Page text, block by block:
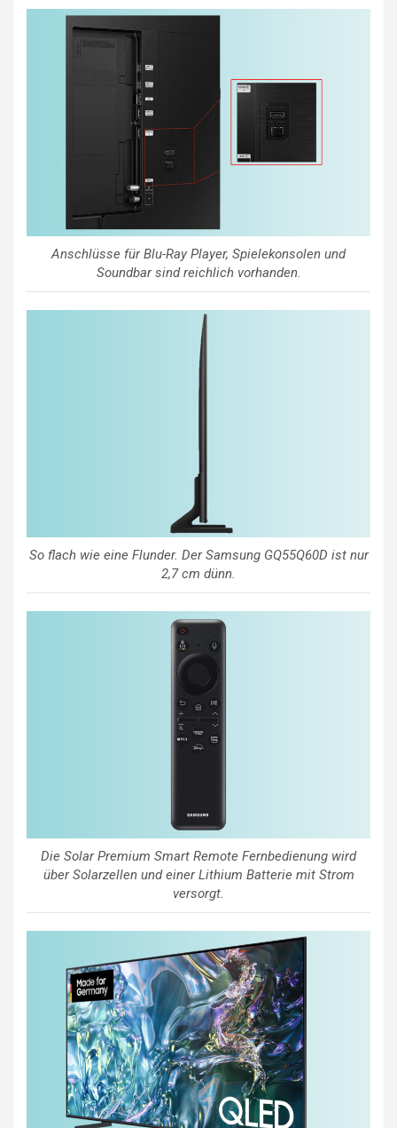
Anschlüsse für Blu-Ray Player, Spielekonsolen und
Soundbar sind reichlich vorhanden.
So flach wie eine Flunder. Der Samsung GQ55Q60D ist nur
2,7 cm dünn.
Die Solar Premium Smart Remote Fernbedienung wird
über Solarzellen und einer Lithium Batterie mit Strom
versorgt.